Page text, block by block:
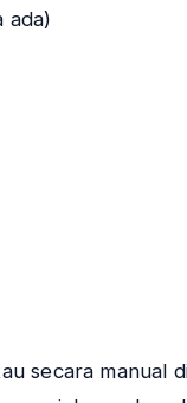
ada)
secara manual